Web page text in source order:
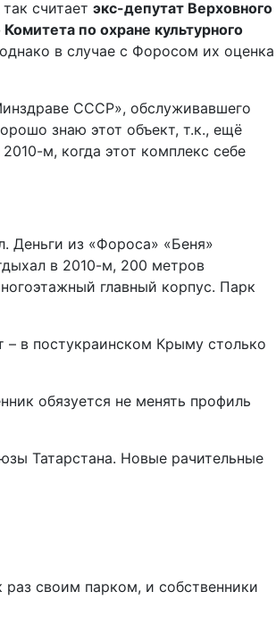
считает экс-депутат Верховного
по охране культурного
в случае с Форосом их оценка
СССР», обслуживавшего
знаю этот объект, т.к., ещё
м, когда этот комплекс себе
Деньги из «Фороса» «Беня»
в 2010-м, 200 метров
главный корпус. Парк
– в постукраинском Крыму столько
обязуется не менять профиль
Татарстана. Новые рачительные
своим парком, и собственники